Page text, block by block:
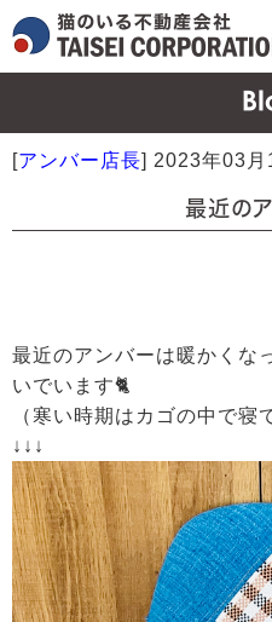
[アンバー店長] 2023年03月
最近の
最近のアンバーは暖かくな
いでいます🐈
（寒い時期はカゴの中で寝
↓↓↓